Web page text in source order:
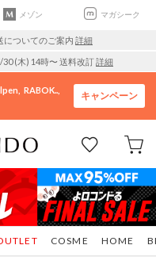
メゾン マガシーク
についてのご案内 詳細
30 (木) 14時〜 送料改訂詳細
RABOK..
キャンペーン
COSME HOME